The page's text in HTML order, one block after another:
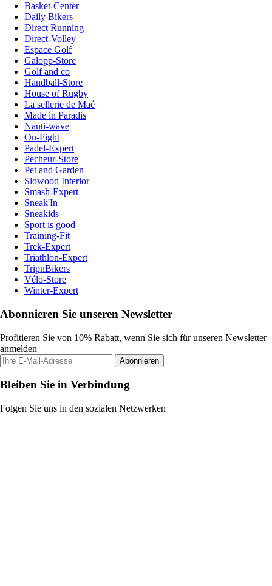
Basket-Center
Daily Bikers
Direct Running
Direct-Volley
Espace Golf
Galopp-Store
Golf and co
Handball-Store
House of Rugby
La sellerie de Maé
Made in Paradis
Nauti-wave
On-Fight
Padel-Expert
Pecheur-Store
Pet and Garden
Slowood Interior
Smash-Expert
Sneak'In
Sneakids
Sport is good
Training-Fit
Trek-Expert
Triathlon-Expert
TripnBikers
Vélo-Store
Winter-Expert
Abonnieren Sie unseren Newsletter
Profitieren Sie von 10% Rabatt, wenn Sie sich für unseren Newsletter
anmelden
Abonnieren
Bleiben Sie in Verbindung
Folgen Sie uns in den sozialen Netzwerken